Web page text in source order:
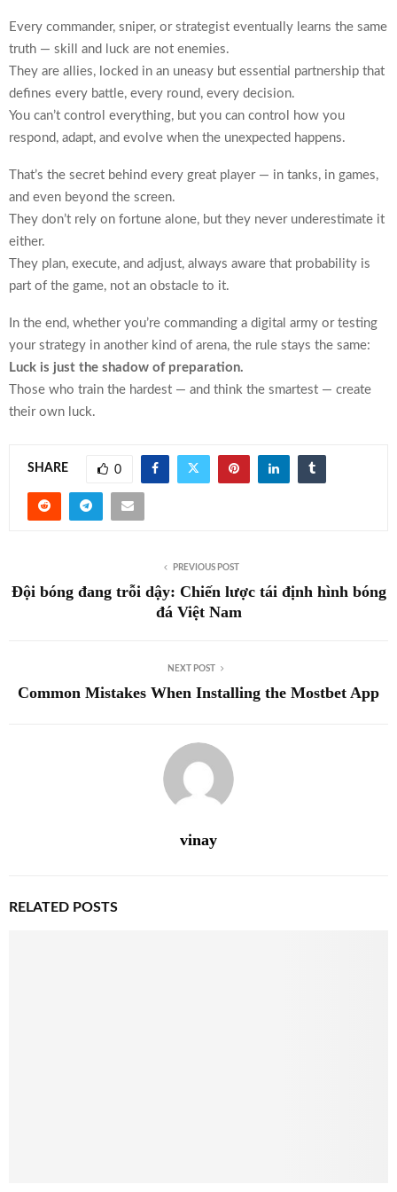
Every commander, sniper, or strategist eventually learns the same
truth — skill and luck are not enemies.
They are allies, locked in an uneasy but essential partnership that
defines every battle, every round, every decision.
You can’t control everything, but you can control how you
respond, adapt, and evolve when the unexpected happens.
That’s the secret behind every great player — in tanks, in games,
and even beyond the screen.
They don’t rely on fortune alone, but they never underestimate it
either.
They plan, execute, and adjust, always aware that probability is
part of the game, not an obstacle to it.
In the end, whether you’re commanding a digital army or testing
your strategy in another kind of arena, the rule stays the same:
Luck is just the shadow of preparation.
Those who train the hardest — and think the smartest — create
their own luck.
SHARE 0
PREVIOUS POST
Đội bóng đang trỗi dậy: Chiến lược tái định hình bóng
đá Việt Nam
NEXT POST
Common Mistakes When Installing the Mostbet App
vinay
RELATED POSTS